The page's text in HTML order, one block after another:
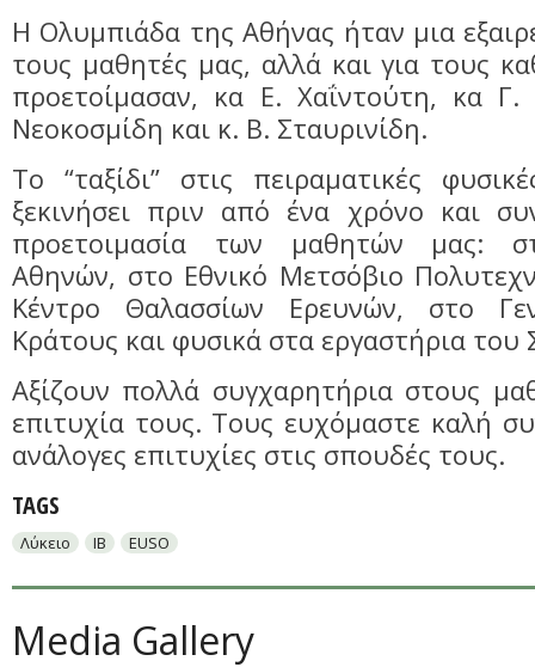
Η Ολυμπιάδα της Αθήνας ήταν μια
τους μαθητές μας, αλλά και για τους
προετοίμασαν, κα Ε. Χαΐντούτη, κα
Νεοκοσμίδη και κ. Β. Σταυρινίδη.
Το “ταξίδι” στις πειραματικές
ξεκινήσει πριν από ένα χρόνο και
προετοιμασία των μαθητών μας:
Αθηνών, στο Εθνικό Μετσόβιο
Κέντρο Θαλασσίων Ερευνών, στο
Κράτους και φυσικά στα εργαστήρια του
Αξίζουν πολλά συγχαρητήρια στους
επιτυχία τους. Τους ευχόμαστε καλή
ανάλογες επιτυχίες στις σπουδές τους.
TAGS
Λύκειο IB EUSO
Media Gallery